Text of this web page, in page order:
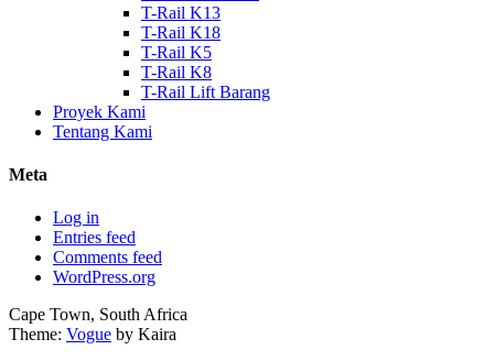
T-Rail K13
T-Rail K18
T-Rail K5
T-Rail K8
T-Rail Lift Barang
Proyek Kami
Tentang Kami
Meta
Log in
Entries feed
Comments feed
WordPress.org
Cape Town, South Africa
Theme: Vogue by Kaira